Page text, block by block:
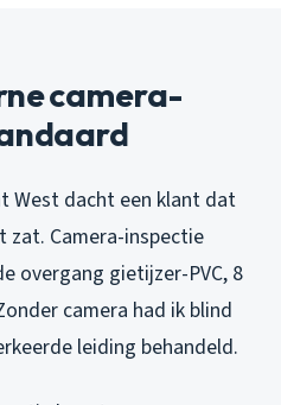
camera-
West dacht een klant dat
zat. Camera-inspectie
overgang gietijzer-PVC, 8
camera had ik blind
leiding behandeld.